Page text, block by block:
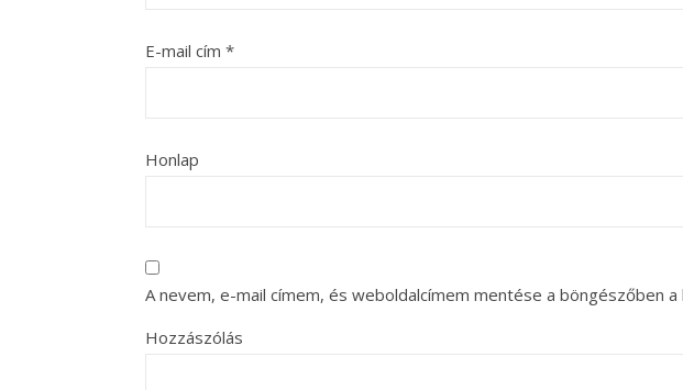
E-mail cím *
Honlap
A nevem, e-mail címem, és weboldalcímem mentése a böngészőben
Hozzászólás